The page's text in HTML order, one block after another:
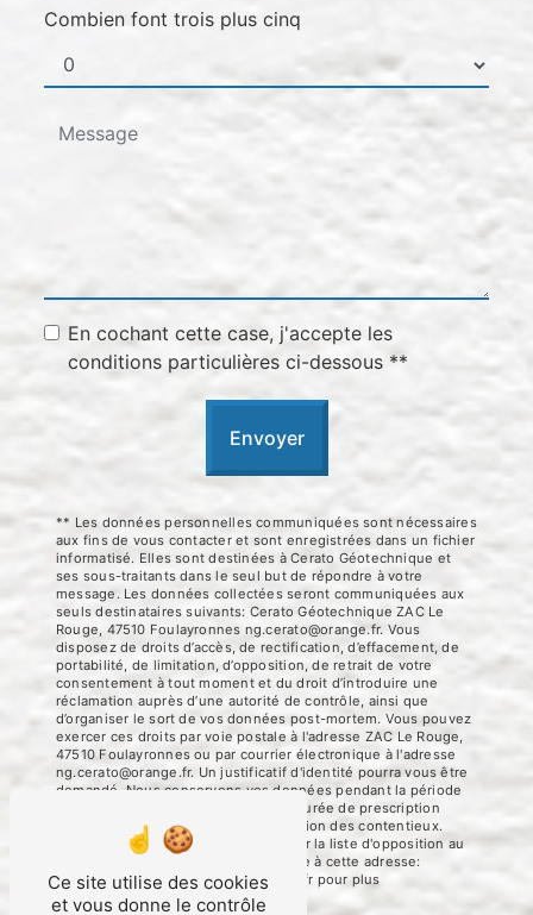
Combien font trois plus cinq
En cochant cette case, j'accepte les
conditions particulières ci-dessous **
Envoyer
** Les données personnelles communiquées sont nécessaires
aux fins de vous contacter et sont enregistrées dans un fichier
informatisé. Elles sont destinées à Cerato Géotechnique et
ses sous-traitants dans le seul but de répondre à votre
message. Les données collectées seront communiquées aux
seuls destinataires suivants: Cerato Géotechnique ZAC Le
Rouge, 47510 Foulayronnes ng.cerato@orange.fr. Vous
disposez de droits d’accès, de rectification, d’effacement, de
portabilité, de limitation, d’opposition, de retrait de votre
consentement à tout moment et du droit d’introduire une
réclamation auprès d’une autorité de contrôle, ainsi que
d’organiser le sort de vos données post-mortem. Vous pouvez
exercer ces droits par voie postale à l'adresse ZAC Le Rouge,
47510 Foulayronnes ou par courrier électronique à l'adresse
ng.cerato@orange.fr. Un justificatif d'identité pourra vous être
demandé. Nous conservons vos données pendant la période
de prise de contact puis pendant la durée de prescription
légale aux fins probatoires et de gestion des contentieux.
Vous avez le droit de vous inscrire sur la liste d'opposition au
démarchage téléphonique, disponible à cette adresse:
Bloctel.gouv.fr. Consultez le site cnil.fr pour plus
d’informations sur vos droits.
Ce site utilise des cookies
et vous donne le contrôle